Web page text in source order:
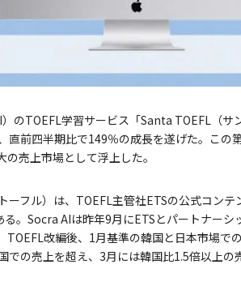
のTOEFL学習サービス「Santa TOEFL（サ
前四半期比で149％の成長を遂げた。この
売上市場として浮上した。
フル）は、TOEFL主管社ETSの公式コン
。Socra AIは昨年9月にETSとパートナー
改編後、1月基準の韓国と日本市場で
の売上を超え、3月には韓国比1.5倍以上の